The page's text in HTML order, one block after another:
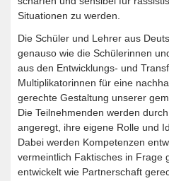
Situationen zu werden.
Die Schüler und Lehrer aus
genauso wie die Schülerinnen
aus den Entwicklungs- und
Multiplikatorinnen für eine
gerechte Gestaltung unserer
Die Teilnehmenden werden
angeregt, ihre eigene Rolle und
Dabei werden Kompetenzen
vermeintlich Faktisches in Frage
entwickelt wie Partnerschaft